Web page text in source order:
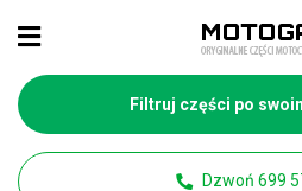
Filtruj części po
Dzwoń 699